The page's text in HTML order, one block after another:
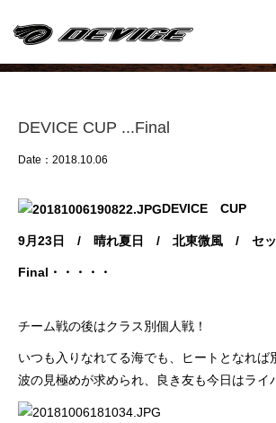
Shop Blog
DEVICE CUP ...Final
Date：2018.10.06
DEVICE CUP
9月23日 / 晴れ夏日 / 北東微風 / セッ
Final・・・・・
チーム戦の後はクラス別個人戦！
いつも入りなれてる海でも、ヒートとなれば
波の見極めが求められ、良き友も今日はライ